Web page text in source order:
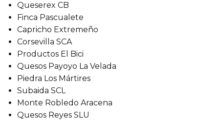
Queserex CB
Finca Pascualete
Capricho Extremeño
Corsevilla SCA
Productos El Bici
Quesos Payoyo La Velada
Piedra Los Mártires
Subaida SCL
Monte Robledo Aracena
Quesos Reyes SLU